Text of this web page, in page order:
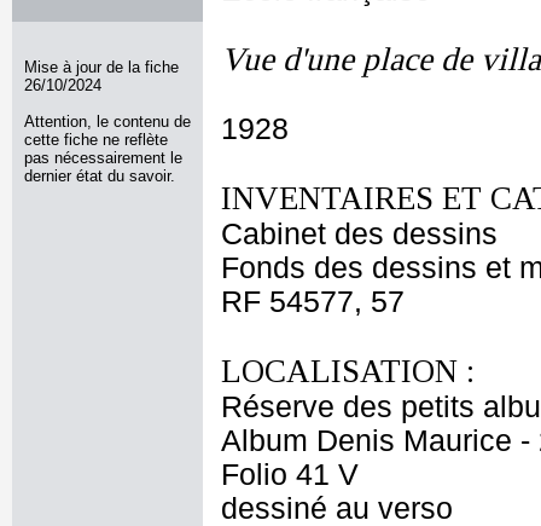
Mise à jour de la fiche
26/10/2024
Attention, le contenu de
cette fiche ne reflète
pas nécessairement le
dernier état du savoir.
Vue d'une place de
1928
INVENTAIRES ET
Cabinet des dessins
Fonds des dessins et
RF 54577, 57
LOCALISATION :
Réserve des petits
Album Denis Maurice -
Folio 41 V
dessiné au verso